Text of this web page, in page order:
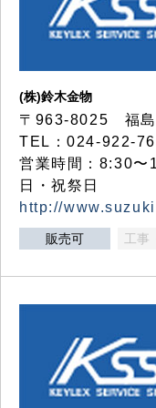
(株)鈴木金物
〒963-8025 福島
TEL：024-922-
営業時間：8:30〜
日・祝祭日
http://
販売可 工事